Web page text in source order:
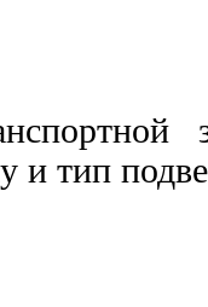
и тип